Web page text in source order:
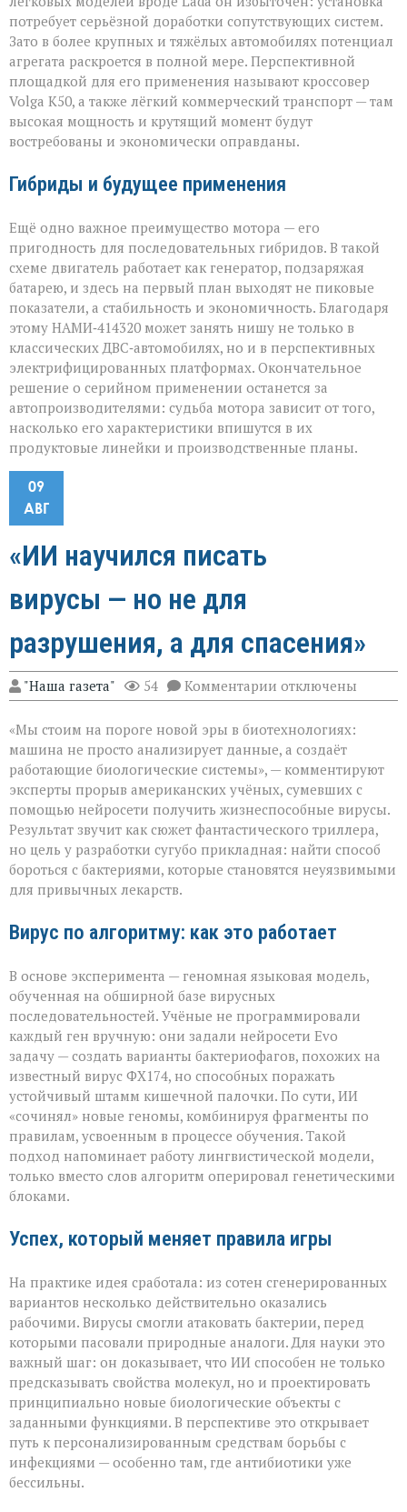
потребует серьёзной доработки сопутствующих систем.
Зато в более крупных и тяжёлых автомобилях потенциал
агрегата раскроется в полной мере. Перспективной
площадкой для его применения называют кроссовер
Volga К50, а также лёгкий коммерческий транспорт — там
высокая мощность и крутящий момент будут
востребованы и экономически оправданы.
Гибриды и будущее применения
Ещё одно важное преимущество мотора — его
пригодность для последовательных гибридов. В такой
схеме двигатель работает как генератор, подзаряжая
батарею, и здесь на первый план выходят не пиковые
показатели, а стабильность и экономичность. Благодаря
этому НАМИ‑414320 может занять нишу не только в
классических ДВС‑автомобилях, но и в перспективных
электрифицированных платформах. Окончательное
решение о серийном применении останется за
автопроизводителями: судьба мотора зависит от того,
насколько его характеристики впишутся в их
продуктовые линейки и производственные планы.
09
АВГ
«ИИ научился писать
вирусы — но не для
разрушения, а для спасения»
"Наша газета" 54 Комментарии к
записи
научился
писать
вирусы — но
не
для
разрушения,
а
для
спасения»
отключены
«Мы стоим на пороге новой эры в биотехнологиях:
машина не просто анализирует данные, а создаёт
работающие биологические системы», — комментируют
эксперты прорыв американских учёных, сумевших с
помощью нейросети получить жизнеспособные вирусы.
Результат звучит как сюжет фантастического триллера,
но цель у разработки сугубо прикладная: найти способ
бороться с бактериями, которые становятся неуязвимыми
для привычных лекарств.
Вирус по алгоритму: как это работает
В основе эксперимента — геномная языковая модель,
обученная на обширной базе вирусных
последовательностей. Учёные не программировали
каждый ген вручную: они задали нейросети Evo
задачу — создать варианты бактериофагов, похожих на
известный вирус ФХ174, но способных поражать
устойчивый штамм кишечной палочки. По сути, ИИ
«сочинял» новые геномы, комбинируя фрагменты по
правилам, усвоенным в процессе обучения. Такой
подход напоминает работу лингвистической модели,
только вместо слов алгоритм оперировал генетическими
блоками.
Успех, который меняет правила игры
На практике идея сработала: из сотен сгенерированных
вариантов несколько действительно оказались
рабочими. Вирусы смогли атаковать бактерии, перед
которыми пасовали природные аналоги. Для науки это
важный шаг: он доказывает, что ИИ способен не только
предсказывать свойства молекул, но и проектировать
принципиально новые биологические объекты с
заданными функциями. В перспективе это открывает
путь к персонализированным средствам борьбы с
инфекциями — особенно там, где антибиотики уже
бессильны.